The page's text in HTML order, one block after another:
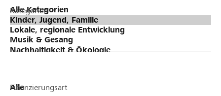
Kategorien
Finanzierungsart